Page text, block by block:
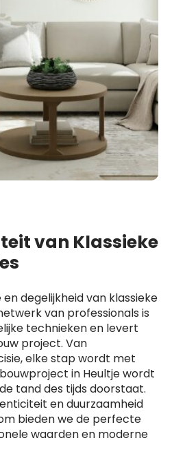
van Klassieke
degelijkheid van klassieke
van professionals is
technieken en levert
project. Van
elke stap wordt met
in Heultje wordt
tand des tijds doorstaat.
en duurzaamheid
bieden we de perfecte
waarden en moderne